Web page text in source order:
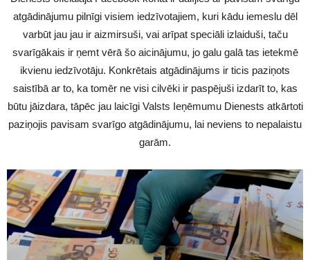
atgādinājumu pilnīgi visiem iedzīvotajiem, kuri kādu iemeslu dēl
varbūt jau jau ir aizmirsuši, vai arīpat speciāli izlaiduši, taču
svarīgākais ir ņemt vērā šo aicinājumu, jo galu galā tas ietekmē
ikvienu iedzīvotāju. Konkrētais atgādinājums ir ticis paziņots
saistībā ar to, ka tomēr ne visi cilvēki ir paspējuši izdarīt to, kas
būtu jāizdara, tāpēc jau laicīgi Valsts Ieņēmumu Dienests atkārtoti
paziņojis pavisam svarīgo atgādinājumu, lai neviens to nepalaistu
garām.